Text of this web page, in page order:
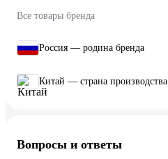
Все товары бренда
Россия — родина бренда
Китай — страна производства
Вопросы и ответы